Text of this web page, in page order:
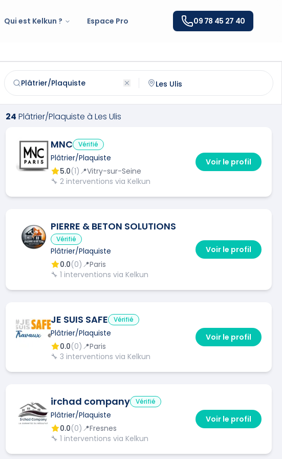
Qui est Kelkun ? Espace Pro 09 78 45 27 40
Trouvez et contactez un
plâtrier/plaquiste qualifié à
24 Plâtrier/Plaquiste à Les Ulis
MNC Vérifié
Plâtrier/Plaquiste
5.0(1) 📍Vitry-sur-Seine
🔧 2 interventions via Kelkun
Voir le profil
PIERRE & BETON SOLUTIONS
Vérifié
Plâtrier/Plaquiste
0.0(0) 📍Paris
🔧 1 interventions via Kelkun
Voir le profil
JE SUIS SAFE Vérifié
Plâtrier/Plaquiste
0.0(0) 📍Paris
🔧 3 interventions via Kelkun
Voir le profil
irchad company Vérifié
Plâtrier/Plaquiste
0.0(0) 📍Fresnes
🔧 1 interventions via Kelkun
Voir le profil